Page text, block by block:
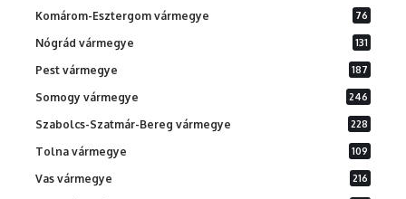
Komárom-Esztergom vármegye 76
Nógrád vármegye 131
Pest vármegye 187
Somogy vármegye 246
Szabolcs-Szatmár-Bereg vármegye 228
Tolna vármegye 109
Vas vármegye 216